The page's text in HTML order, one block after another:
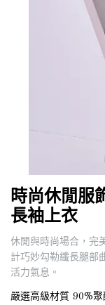
時尚休閒服
長袖上衣
休閒與時尚場合，完
計巧妙勾勒纖長腿部
活力氣息。
嚴選高級材質 90%